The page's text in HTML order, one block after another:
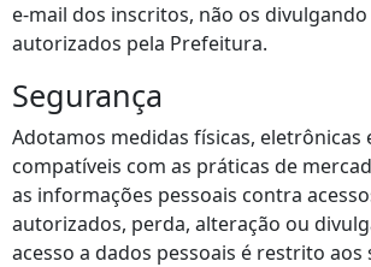
e‑mail dos inscritos, não os
autorizados pela Prefeitura.
Segurança
Adotamos medidas físicas, eletrônicas
compatíveis com as práticas de
as informações pessoais contra
autorizados, perda, alteração ou
acesso a dados pessoais é restrito aos